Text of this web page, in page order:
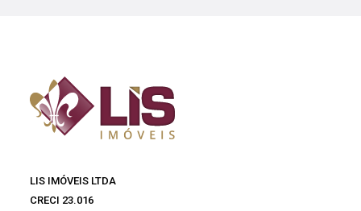
LIS IMÓVEIS LTDA
CRECI 23.016